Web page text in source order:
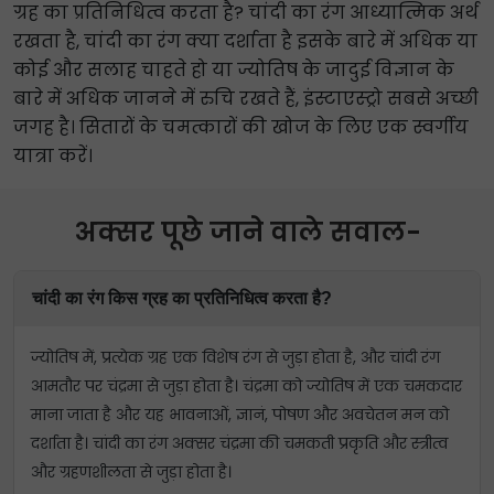
ग्रह का प्रतिनिधित्व करता है? चांदी का रंग आध्यात्मिक अर्थ
रखता है, चांदी का रंग क्या दर्शाता है इसके बारे में अधिक या
कोई और सलाह चाहते हो या ज्योतिष के जादुई विज्ञान के
बारे में अधिक जानने में रुचि रखते हैं, इंस्टाएस्ट्रो सबसे अच्छी
जगह है। सितारों के चमत्कारों की खोज के लिए एक स्वर्गीय
यात्रा करें।
अक्सर पूछे जाने वाले सवाल-
चांदी का रंग किस ग्रह का प्रतिनिधित्व करता है?
ज्योतिष में, प्रत्येक ग्रह एक विशेष रंग से जुड़ा होता है, और चांदी रंग
आमतौर पर चंद्रमा से जुड़ा होता है। चंद्रमा को ज्योतिष में एक चमकदार
माना जाता है और यह भावनाओं, ज्ञानं, पोषण और अवचेतन मन को
दर्शाता है। चांदी का रंग अक्सर चंद्रमा की चमकती प्रकृति और स्त्रीत्व
और ग्रहणशीलता से जुड़ा होता है।